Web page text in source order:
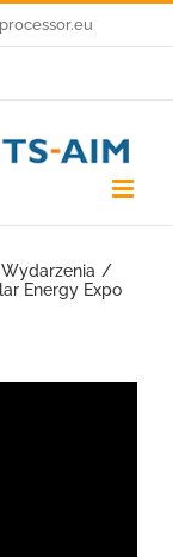
Wydarzenia
Energy Expo